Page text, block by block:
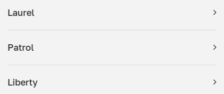
Laurel
Patrol
Liberty